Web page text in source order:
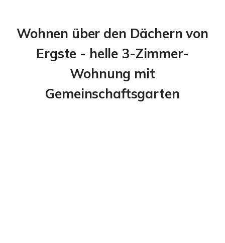
Wohnen über den Dächern von
Ergste - helle 3-Zimmer-
Wohnung mit
Gemeinschaftsgarten